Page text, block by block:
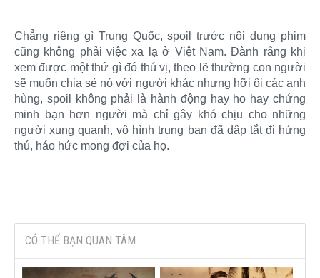
Chẳng riêng gì Trung Quốc, spoil trước nội dung phim
cũng không phải việc xa lạ ở Việt Nam. Đành rằng khi
xem được một thứ gì đó thú vị, theo lẽ thường con người
sẽ muốn chia sẻ nó với người khác nhưng hỡi ôi các anh
hùng, spoil không phải là hành động hay ho hay chứng
minh bạn hơn người mà chỉ gây khó chịu cho những
người xung quanh, vô hình trung bạn đã dập tắt đi hứng
thú, háo hức mong đợi của họ.​
CÓ THỂ BẠN QUAN TÂM